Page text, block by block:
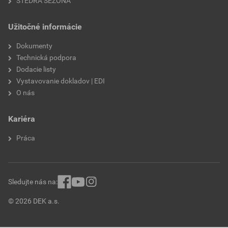
Užitočné informácie
Dokumenty
Technická podpora
Dodacie listy
Vystavovanie dokladov | EDI
O nás
Kariéra
Práca
© 2026 DEK a.s.
Sledujte nás na: